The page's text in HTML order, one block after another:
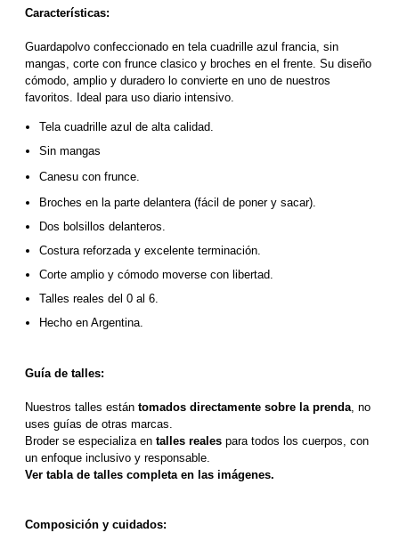
Características:
Guardapolvo confeccionado en tela cuadrille azul francia, sin
mangas, corte con frunce clasico y broches en el frente. Su diseño
cómodo, amplio y duradero lo convierte en uno de nuestros
favoritos. Ideal para uso diario intensivo.
Tela cuadrille azul de alta calidad.
Sin mangas
Canesu con frunce.
Broches en la parte delantera (fácil de poner y sacar).
Dos bolsillos delanteros.
Costura reforzada y excelente terminación.
Corte amplio y cómodo moverse con libertad.
Talles reales del 0 al 6.
Hecho en Argentina.
Guía de talles:
Nuestros talles están tomados directamente sobre la prenda , no
uses guías de otras marcas.
Broder se especializa en talles reales para todos los cuerpos, con
un enfoque inclusivo y responsable.
Ver tabla de talles completa en las imágenes.
Composición y cuidados: